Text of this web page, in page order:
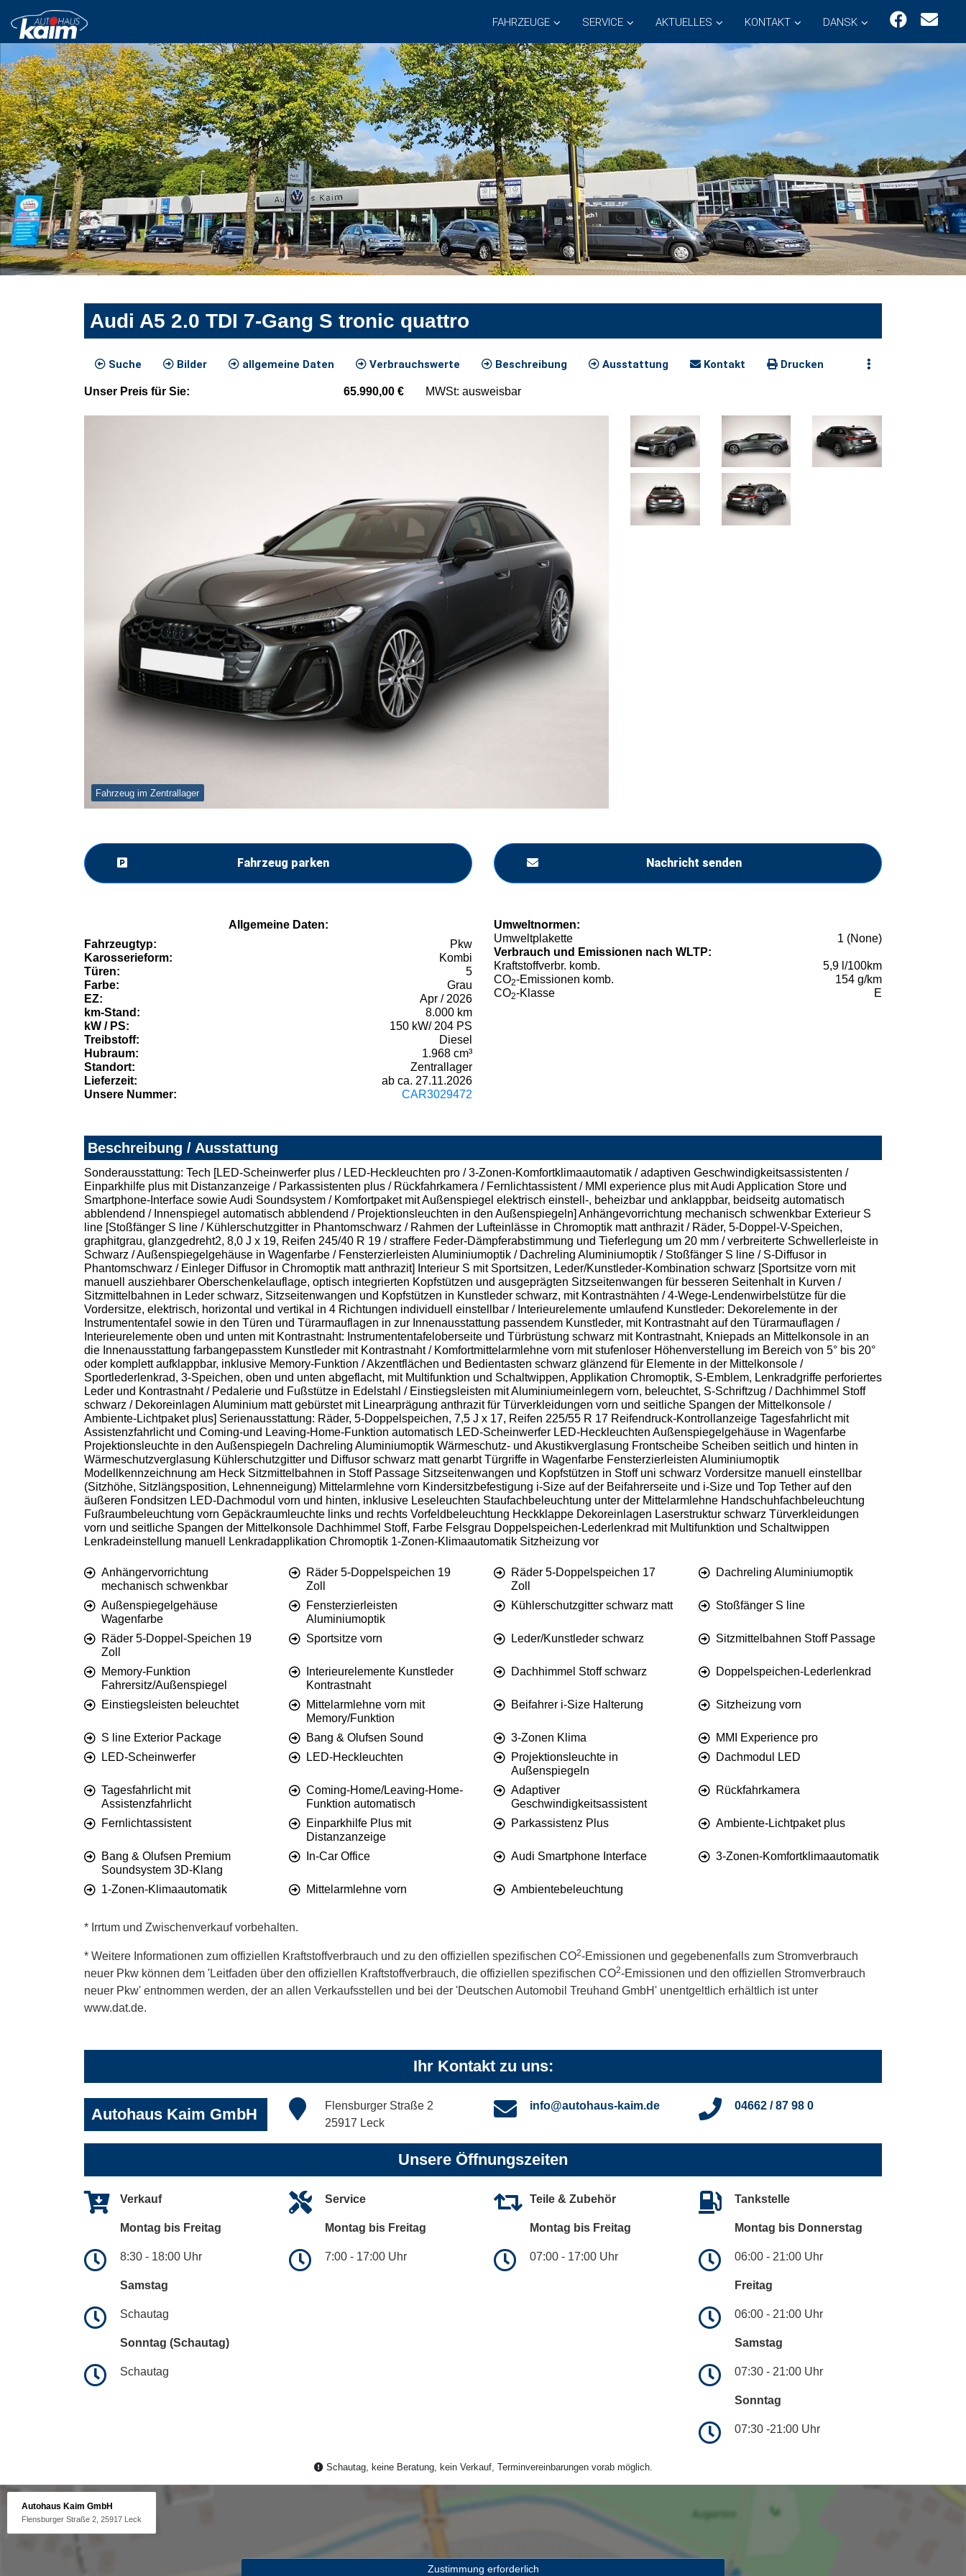
FAHRZEUGE SERVICE AKTUELLES KONTAKT DANSK
Audi A5 2.0 TDI 7-Gang S tronic quattro
Suche Bilder allgemeine Daten Verbrauchswerte Beschreibung Ausstattung Kontakt Drucken
Unser Preis für Sie: 65.990,00 € MWSt: ausweisbar
Fahrzeug im Zentrallager
Fahrzeug parken Nachricht senden
Allgemeine Daten:
Fahrzeugtyp:
Pkw
Karosserieform:
Kombi
Türen:
5
Farbe:
Grau
EZ:
Apr / 2026
km-Stand:
8.000 km
kW / PS:
150 kW/ 204 PS
Treibstoff:
Diesel
Hubraum:
1.968 cm³
Standort:
Zentrallager
Lieferzeit:
ab ca. 27.11.2026
Unsere Nummer:
CAR3029472
Umweltnormen:
Umweltplakette
1 (None)
Verbrauch und Emissionen nach WLTP:
Kraftstoffverbr. komb.
5,9 l/100km
CO2-Emissionen komb.
154 g/km
CO2-Klasse E
Beschreibung / Ausstattung
Sonderausstattung: Tech [LED-Scheinwerfer plus / LED-Heckleuchten pro / 3-Zonen-Komfortklimaautomatik / adaptiven Geschwindigkeitsassistenten /
Einparkhilfe plus mit Distanzanzeige / Parkassistenten plus / Rückfahrkamera / Fernlichtassistent / MMI experience plus mit Audi Application Store und
Smartphone-Interface sowie Audi Soundsystem / Komfortpaket mit Außenspiegel elektrisch einstell-, beheizbar und anklappbar, beidseitg automatisch
abblendend / Innenspiegel automatisch abblendend / Projektionsleuchten in den Außenspiegeln] Anhängevorrichtung mechanisch schwenkbar Exterieur S
line [Stoßfänger S line / Kühlerschutzgitter in Phantomschwarz / Rahmen der Lufteinlässe in Chromoptik matt anthrazit / Räder, 5-Doppel-V-Speichen,
graphitgrau, glanzgedreht2, 8,0 J x 19, Reifen 245/40 R 19 / straffere Feder-Dämpferabstimmung und Tieferlegung um 20 mm / verbreiterte Schwellerleiste in
Schwarz / Außenspiegelgehäuse in Wagenfarbe / Fensterzierleisten Aluminiumoptik / Dachreling Aluminiumoptik / Stoßfänger S line / S-Diffusor in
Phantomschwarz / Einleger Diffusor in Chromoptik matt anthrazit] Interieur S mit Sportsitzen, Leder/Kunstleder-Kombination schwarz [Sportsitze vorn mit
manuell ausziehbarer Oberschenkelauflage, optisch integrierten Kopfstützen und ausgeprägten Sitzseitenwangen für besseren Seitenhalt in Kurven /
Sitzmittelbahnen in Leder schwarz, Sitzseitenwangen und Kopfstützen in Kunstleder schwarz, mit Kontrastnähten / 4-Wege-Lendenwirbelstütze für die
Vordersitze, elektrisch, horizontal und vertikal in 4 Richtungen individuell einstellbar / Interieurelemente umlaufend Kunstleder: Dekorelemente in der
Instrumententafel sowie in den Türen und Türarmauflagen in zur Innenausstattung passendem Kunstleder, mit Kontrastnaht auf den Türarmauflagen /
Interieurelemente oben und unten mit Kontrastnaht: Instrumententafeloberseite und Türbrüstung schwarz mit Kontrastnaht, Kniepads an Mittelkonsole in an
die Innenausstattung farbangepasstem Kunstleder mit Kontrastnaht / Komfortmittelarmlehne vorn mit stufenloser Höhenverstellung im Bereich von 5° bis 20°
oder komplett aufklappbar, inklusive Memory-Funktion / Akzentflächen und Bedientasten schwarz glänzend für Elemente in der Mittelkonsole /
Sportlederlenkrad, 3-Speichen, oben und unten abgeflacht, mit Multifunktion und Schaltwippen, Applikation Chromoptik, S-Emblem, Lenkradgriffe perforiertes
Leder und Kontrastnaht / Pedalerie und Fußstütze in Edelstahl / Einstiegsleisten mit Aluminiumeinlegern vorn, beleuchtet, S-Schriftzug / Dachhimmel Stoff
schwarz / Dekoreinlagen Aluminium matt gebürstet mit Linearprägung anthrazit für Türverkleidungen vorn und seitliche Spangen der Mittelkonsole /
Ambiente-Lichtpaket plus] Serienausstattung: Räder, 5-Doppelspeichen, 7,5 J x 17, Reifen 225/55 R 17 Reifendruck-Kontrollanzeige Tagesfahrlicht mit
Assistenzfahrlicht und Coming-und Leaving-Home-Funktion automatisch LED-Scheinwerfer LED-Heckleuchten Außenspiegelgehäuse in Wagenfarbe
Projektionsleuchte in den Außenspiegeln Dachreling Aluminiumoptik Wärmeschutz- und Akustikverglasung Frontscheibe Scheiben seitlich und hinten in
Wärmeschutzverglasung Kühlerschutzgitter und Diffusor schwarz matt genarbt Türgriffe in Wagenfarbe Fensterzierleisten Aluminiumoptik
Modellkennzeichnung am Heck Sitzmittelbahnen in Stoff Passage Sitzseitenwangen und Kopfstützen in Stoff uni schwarz Vordersitze manuell einstellbar
(Sitzhöhe, Sitzlängsposition, Lehnenneigung) Mittelarmlehne vorn Kindersitzbefestigung i-Size auf der Beifahrerseite und i-Size und Top Tether auf den
äußeren Fondsitzen LED-Dachmodul vorn und hinten, inklusive Leseleuchten Staufachbeleuchtung unter der Mittelarmlehne Handschuhfachbeleuchtung
Fußraumbeleuchtung vorn Gepäckraumleuchte links und rechts Vorfeldbeleuchtung Heckklappe Dekoreinlagen Laserstruktur schwarz Türverkleidungen
vorn und seitliche Spangen der Mittelkonsole Dachhimmel Stoff, Farbe Felsgrau Doppelspeichen-Lederlenkrad mit Multifunktion und Schaltwippen
Lenkradeinstellung manuell Lenkradapplikation Chromoptik 1-Zonen-Klimaautomatik Sitzheizung vor
Anhängervorrichtung
mechanisch schwenkbar
Räder 5-Doppelspeichen 19
Zoll
Räder 5-Doppelspeichen 17
Zoll
Dachreling Aluminiumoptik
Außenspiegelgehäuse
Wagenfarbe
Fensterzierleisten
Aluminiumoptik
Kühlerschutzgitter schwarz matt Stoßfänger S line
Räder 5-Doppel-Speichen 19
Zoll
Sportsitze vorn Leder/Kunstleder schwarz Sitzmittelbahnen Stoff Passage
Memory-Funktion
Fahrersitz/Außenspiegel
Interieurelemente Kunstleder
Kontrastnaht
Dachhimmel Stoff schwarz Doppelspeichen-Lederlenkrad
Einstiegsleisten beleuchtet
Mittelarmlehne vorn mit
Memory/Funktion
Beifahrer i-Size Halterung Sitzheizung vorn
S line Exterior Package Bang & Olufsen Sound 3-Zonen Klima
MMI Experience pro
LED-Scheinwerfer
LED-Heckleuchten
Projektionsleuchte in
Außenspiegeln
Dachmodul LED
Tagesfahrlicht mit
Assistenzfahrlicht
Coming-Home/Leaving-Home-
Funktion automatisch
Adaptiver
Geschwindigkeitsassistent
Rückfahrkamera
Fernlichtassistent
Einparkhilfe Plus mit
Distanzanzeige
Parkassistenz Plus Ambiente-Lichtpaket plus
Bang & Olufsen Premium
Soundsystem 3D-Klang
In-Car Office Audi Smartphone Interface 3-Zonen-Komfortklimaautomatik
1-Zonen-Klimaautomatik Mittelarmlehne vorn Ambientebeleuchtung
* Irrtum und Zwischenverkauf vorbehalten.
* Weitere Informationen zum offiziellen Kraftstoffverbrauch und zu den offiziellen spezifischen CO2-Emissionen und gegebenenfalls zum Stromverbrauch
neuer Pkw können dem 'Leitfaden über den offiziellen Kraftstoffverbrauch, die offiziellen spezifischen CO2-Emissionen und den offiziellen Stromverbrauch
neuer Pkw' entnommen werden, der an allen Verkaufsstellen und bei der 'Deutschen Automobil Treuhand GmbH' unentgeltlich erhältlich ist unter
www.dat.de.
Ihr Kontakt zu uns:
Autohaus Kaim GmbH
Flensburger Straße 2
25917 Leck
info@autohaus-kaim.de 04662 / 87 98 0
Unsere Öffnungszeiten
Verkauf
Montag bis Freitag
8:30 - 18:00 Uhr
Samstag
Schautag
Sonntag (Schautag)
Schautag
Service
Montag bis Freitag
7:00 - 17:00 Uhr
Teile & Zubehör
Montag bis Freitag
07:00 - 17:00 Uhr
Tankstelle
Montag bis Donnerstag
06:00 - 21:00 Uhr
Freitag
06:00 - 21:00 Uhr
Samstag
07:30 - 21:00 Uhr
Sonntag
07:30 -21:00 Uhr
Schautag, keine Beratung, kein Verkauf, Terminvereinbarungen vorab möglich.
Autohaus Kaim GmbH
Flensburger Straße 2, 25917 Leck
Zustimmung erforderlich